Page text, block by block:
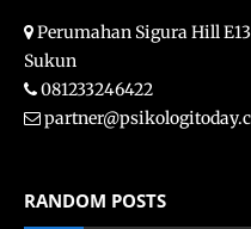
Perumahan Sigura Hill
Sukun
081233246422
RANDOM POSTS